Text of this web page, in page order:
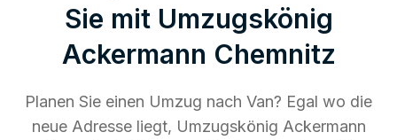
Sie mit Umzugskönig
Ackermann Chemnitz
Planen Sie einen Umzug nach Van? Egal wo die
neue Adresse liegt, Umzugskönig Ackermann